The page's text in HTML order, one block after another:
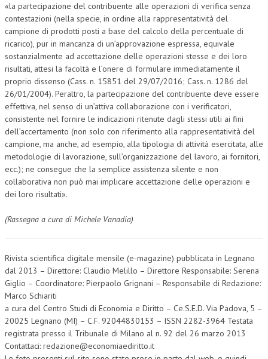
MANUALI E MONOGRAFIE
TESI DI LAUREA
MATERIALE DIDATTICO
INVITI E PROMOZIONI
«la partecipazione del contribuente alle operazioni di verifica senza
contestazioni (nella specie, in ordine alla rappresentatività del
campione di prodotti posti a base del calcolo della percentuale di
ricarico), pur in mancanza di un’approvazione espressa, equivale
sostanzialmente ad accettazione delle operazioni stesse e dei loro
risultati, attesi la facoltà e l’onere di formulare immediatamente il
proprio dissenso (Cass. n. 15851 del 29/07/2016; Cass. n. 1286 del
26/01/2004). Peraltro, la partecipazione del contribuente deve essere
effettiva, nel senso di un’attiva collaborazione con i verificatori,
consistente nel fornire le indicazioni ritenute dagli stessi utili ai fini
dell’accertamento (non solo con riferimento alla rappresentatività del
campione, ma anche, ad esempio, alla tipologia di attività esercitata, alle
metodologie di lavorazione, sull’organizzazione del lavoro, ai fornitori,
ecc.); ne consegue che la semplice assistenza silente e non
collaborativa non può mai implicare accettazione delle operazioni e
dei loro risultati».
(Rassegna a cura di Michele Vanadia)
Rivista scientifica digitale mensile (e-magazine) pubblicata in Legnano
dal 2013 – Direttore: Claudio Melillo – Direttore Responsabile: Serena
Giglio – Coordinatore: Pierpaolo Grignani – Responsabile di Redazione:
Marco Schiariti
a cura del Centro Studi di Economia e Diritto – Ce.S.E.D. Via Padova, 5 –
20025 Legnano (MI) – C.F. 92044830153 – ISSN 2282-3964 Testata
registrata presso il Tribunale di Milano al n. 92 del 26 marzo 2013
Contattaci: redazione@economiaediritto.it